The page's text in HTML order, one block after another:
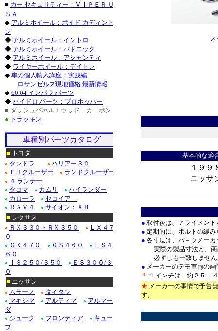
基本的な適
１９９
ニッサ
● 取付後は、アライメン
● 定期的に、ボルトの緩
● 各寸法は、パ－ツメー
実際の製品寸法と、商
必ずしも一致しません
● メーカーのデモ車両の
＊ １インチは、約２５．
★ メーカーの事情で予告
す。
■ カー セキュリティー：ＶＩＰＥＲ Ｕ
ＳＡ
◆ アルミホイール：ボイド カディント
ン
◆ アルミホイール：イントロ
◆ アルミホイール：バドニック
◆ アルミホイール：アシャンティ
◆ ワイヤーホイール：デイトン
◆ 車の個人輸入講座：実践編
ロサンゼルス現地価格 最新情報
◆ 60-64 インパラ パーツ
◆ ハイドロ パーツ：プロホッパー
■ ダッシュパネル：ウッド・カーボン
● トラッキン
車種別パーツカタログ
■ トヨタ
● タンドラ ● ハリアー３０
● ＦＪクルーザー ● ランドクルーザー
● ４ ランナー
● タコマ ● カムリ ● ハイランダー
● カローラ ● セコイア
● ＲＡＶ４ ● サイオン：ＸＢ
■ レクサス
● ＲＸ３３０・ＲＸ３５０ ●
ＬＸ４７
０
● ＧＸ４７０ ● ＧＳ４６０ ●
ＬＳ４
６０
● ＩＳ２５０/３５０ ●
ＥＳ３００/３５
０
■ ニッサン
● ムラーノ ● タイタン
● マキシマ ● アルティマ ● アルマー
ダ
● ジューク ● フロンティア ● キュー
ブ